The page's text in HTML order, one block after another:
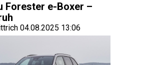
Forester e-Boxer –
04.08.2025 13:06